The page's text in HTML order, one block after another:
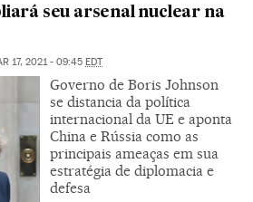
seu arsenal nuclear na
17, 2021 - 09:45 EDT
Governo de Boris Johnson
se distancia da política
internacional da UE e aponta
China e Rússia como as
principais ameaças em sua
estratégia de diplomacia e
defesa